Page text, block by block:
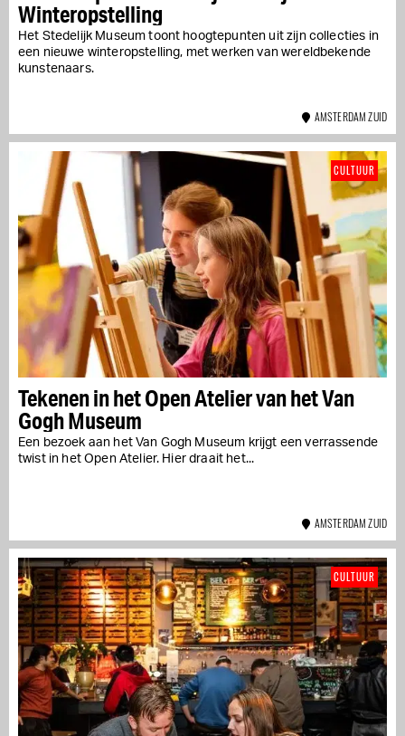
Winteropstelling
Het Stedelijk Museum toont hoogtepunten uit zijn collecties in
een nieuwe winteropstelling, met werken van wereldbekende
kunstenaars.
AMSTERDAM ZUID
Tekenen in het Open Atelier van het Van
Gogh Museum
Een bezoek aan het Van Gogh Museum krijgt een verrassende
twist in het Open Atelier. Hier draait het...
CULTUUR
AMSTERDAM ZUID
CULTUUR